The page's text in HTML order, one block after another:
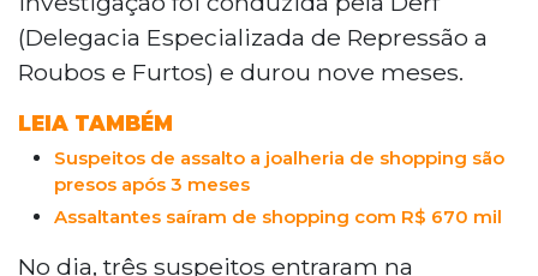
(Delegacia Especializada de Repressão a
Roubos e Furtos) e durou nove meses.
LEIA TAMBÉM
Suspeitos de assalto a joalheria de shopping são
presos após 3 meses
Assaltantes saíram de shopping com R$ 670 mil
No dia, três suspeitos entraram na